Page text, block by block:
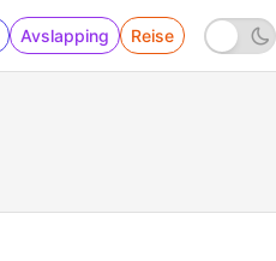
Avslapping Reise